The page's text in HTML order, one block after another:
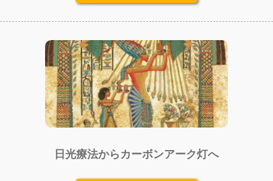
日光療法からカーボンアーク灯へ